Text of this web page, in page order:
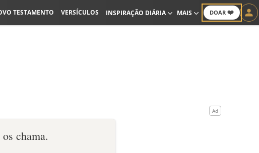
DOAR ❤️
TESTAMENTO VERSÍCULOS INSPIRAÇÃO DIÁRIA MAIS
chama.